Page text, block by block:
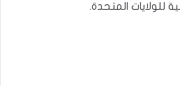
للولايات المتحدة.